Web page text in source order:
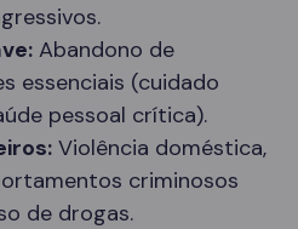
Abandono de
essenciais (cuidado
pessoal crítica).
Violência doméstica,
criminosos
de drogas.